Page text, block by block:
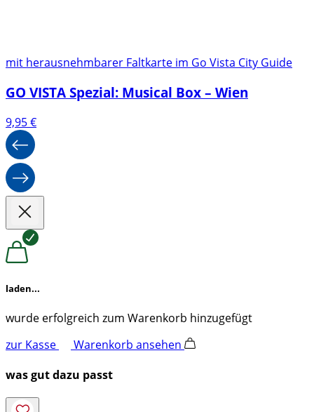
mit herausnehmbarer Faltkarte im Go Vista City Guide
GO VISTA Spezial: Musical Box – Wien
9,95€
laden...
wurde erfolgreich zum Warenkorb hinzugefügt
zur Kasse
Warenkorb ansehen
was gut dazu passt